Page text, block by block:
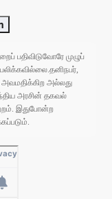
பதிவிடுவோரே முழுப்
அவமதிக்கிற அல்லது
அரசின் தகவல்
இதுபோன்ற